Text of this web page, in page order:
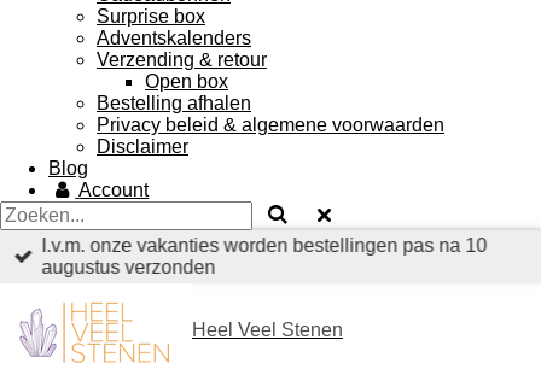
Surprise box
Adventskalenders
Verzending & retour
Open box
Bestelling afhalen
Privacy beleid & algemene voorwaarden
Disclaimer
Blog
Account
I.v.m. onze vakanties worden bestellingen pas na 10
augustus verzonden
Heel Veel Stenen